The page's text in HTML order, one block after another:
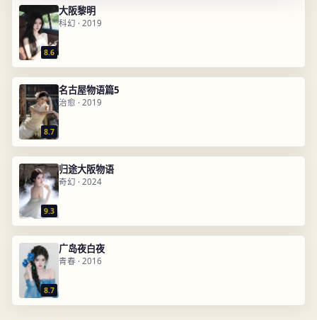
8.6
大阪黎明
科幻 · 2019
8.7
名古屋物语篇5
治愈 · 2019
9.3
归途大阪物语
奇幻 · 2024
8.7
广岛夜白夜
青春 · 2016